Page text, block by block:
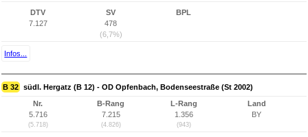
DTV
7.127
SV
478
(6,7%)
BPL
Infos...
B 32 südl. Hergatz (B 12) - OD Opfenbach, Bodenseestraße (St 2002)
Nr.
5.716
(5.718)
B-Rang
7.215
(4.826)
L-Rang
1.356
(943)
Land
BY